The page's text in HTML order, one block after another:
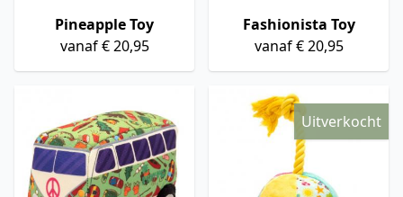
Pineapple Toy
vanaf € 20,95
Fashionista Toy
vanaf € 20,95
Uitverkocht